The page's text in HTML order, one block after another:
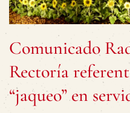
Comunicado
Rectoría
“jaqueo” en